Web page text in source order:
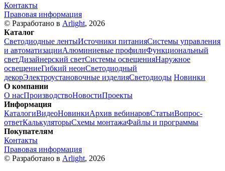
Контакты
Правовая информация
© Разработано в Arlight, 2026
Каталог
Светодиодные лентыИсточники питанияСистемы управления
и автоматизацииАлюминиевые профилиФункциональный
светДизайнерский светСистемы освещенияНаружное
освещениеГибкий неонСветодиодный
декорЭлектроустановочные изделияСветодиоды Новинки
О компании
О насПроизводствоНовостиПроекты
Информация
КаталогиВидеоНовинкиАрхив вебинаровСтатьиВопрос-
ответКалькуляторыСхемы монтажаФайлы и программы
Покупателям
Контакты
Правовая информация
© Разработано в Arlight, 2026